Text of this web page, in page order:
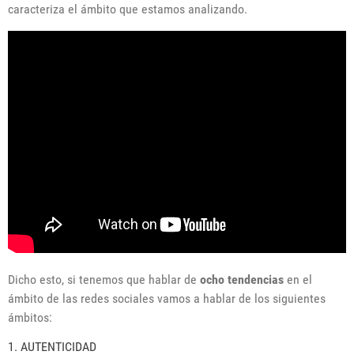
caracteriza el ámbito que estamos analizando.
Dicho esto, si tenemos que hablar de ocho tendencias en el
ámbito de las redes sociales vamos a hablar de los siguientes
ámbitos:
1. AUTENTICIDAD